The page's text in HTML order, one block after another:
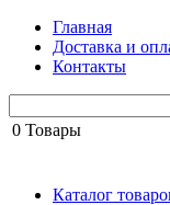
Главная
Доставка и
Контакты
0 Товары
Каталог